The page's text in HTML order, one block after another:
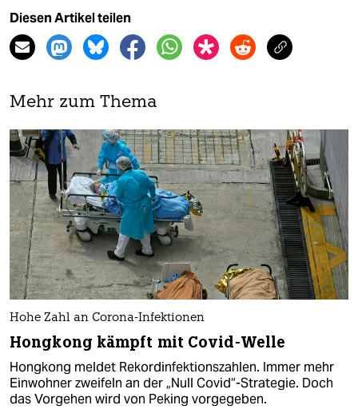
Diesen Artikel teilen
Mehr zum Thema
Hohe Zahl an Corona-Infektionen
Hongkong kämpft mit Covid-Welle
Hongkong meldet Rekordinfektionszahlen. Immer mehr
Einwohner zweifeln an der „Null Covid“-Strategie. Doch
das Vorgehen wird von Peking vorgegeben.